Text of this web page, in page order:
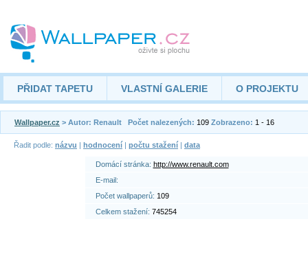
PŘIDAT TAPETU VLASTNÍ GALERIE O PROJEKTU
Wallpaper.cz > Autor: Renault Počet nalezených: 109 Zobrazeno: 1 - 16
Řadit podle: názvu | hodnocení | počtu stažení | data
Domácí stránka: http://www.renault.com
E-mail:
Počet wallpaperů: 109
Celkem stažení: 745254